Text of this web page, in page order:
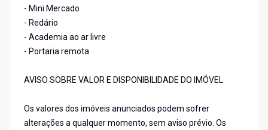
- Mini Mercado
- Redário
- Academia ao ar livre
- Portaria remota
AVISO SOBRE VALOR E DISPONIBILIDADE DO IMÓVEL
Os valores dos imóveis anunciados podem sofrer
alterações a qualquer momento, sem aviso prévio. Os